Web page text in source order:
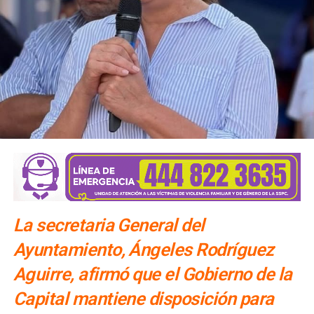
SIGUIENTE
“La lucha del Doctor Nava se ha visto llena de
hipócritas”: Enrique Rivera
NO TE PIERDAS
Interapas atendió problema de aguas negras en la
colonia Prados
La secretaria General del
Ayuntamiento, Ángeles Rodríguez
Aguirre, afirmó que el Gobierno de la
Capital mantiene disposición para